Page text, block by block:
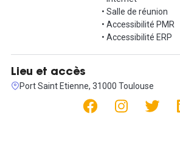
Cet espace de travail représente une
évoluer dans un cadre professionnel alliant
N’hésitez pas à nous contacter pour plus
• Salle de réunion
• Accessibilité PMR
• Accessibilité ERP
Lieu et accès
Port Saint Etienne, 31000 Toulouse